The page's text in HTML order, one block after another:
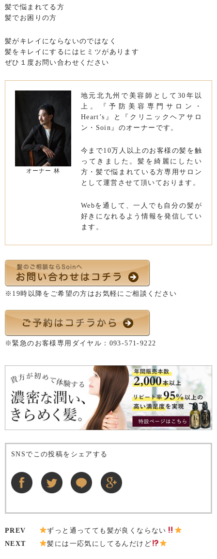
髪で悩まれてる方
髪でお困りの方
髪がキレイにならないのではなく
髪をキレイにするにはヒミツがあります
ぜひ１度お問い合わせください
オーナー 林
地元北九州で美容師として30年以
上。『予防美容専門サロン・
Heart’s』と『クリニックヘアサロ
ン・Soin』のオーナーです。
今まで10万人以上のお客様の髪を触
ってきました。髪を綺麗にしたい
方・髪で悩まれている方専用サロン
として運営させて頂いております。
Webを通して、一人でも自分の髪が
好きになれるよう情報を発信してい
ます。
※19時以降をご希望の方はお気軽にご相談ください
※緊急のお客様専用ダイヤル： 093-571-9222
SNSでこの投稿をシェアする
PREV
ずっと通ってても髪が良くならない
NEXT
髪には一応気にしてるんだけど